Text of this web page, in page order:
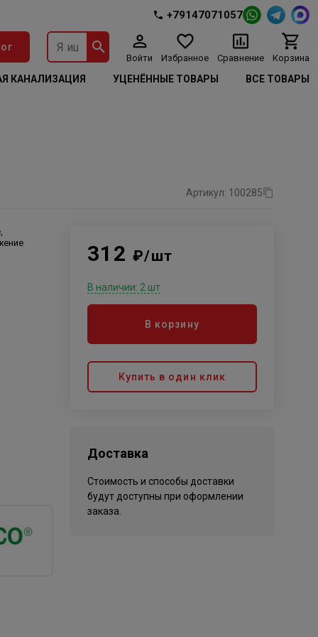
+79147071057
Войти Избранное Сравнение Корзина
КАНАЛИЗАЦИЯ УЦЕНЁННЫЕ ТОВАРЫ ВСЕ ТОВАРЫ
Артикул: 100285
312 ₽/шт
В наличии: 2 шт
В корзину
Купить в один клик
Доставка
Стоимость и способы доставки
будут доступны при оформлении
заказа.